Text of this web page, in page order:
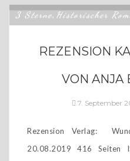
3 Sterne, Historischer
REZENSION
VON ANJA
7. September
Rezension Verlag:
20.08.2019 416 Seiten